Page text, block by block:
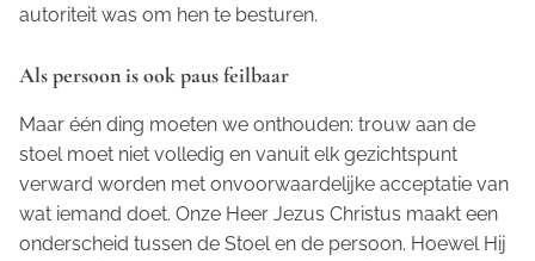
autoriteit was om hen te besturen.
Als persoon is ook paus feilbaar
Maar één ding moeten we onthouden: trouw aan de
stoel moet niet volledig en vanuit elk gezichtspunt
verward worden met onvoorwaardelijke acceptatie van
wat iemand doet. Onze Heer Jezus Christus maakt een
onderscheid tussen de Stoel en de persoon. Hoewel Hij